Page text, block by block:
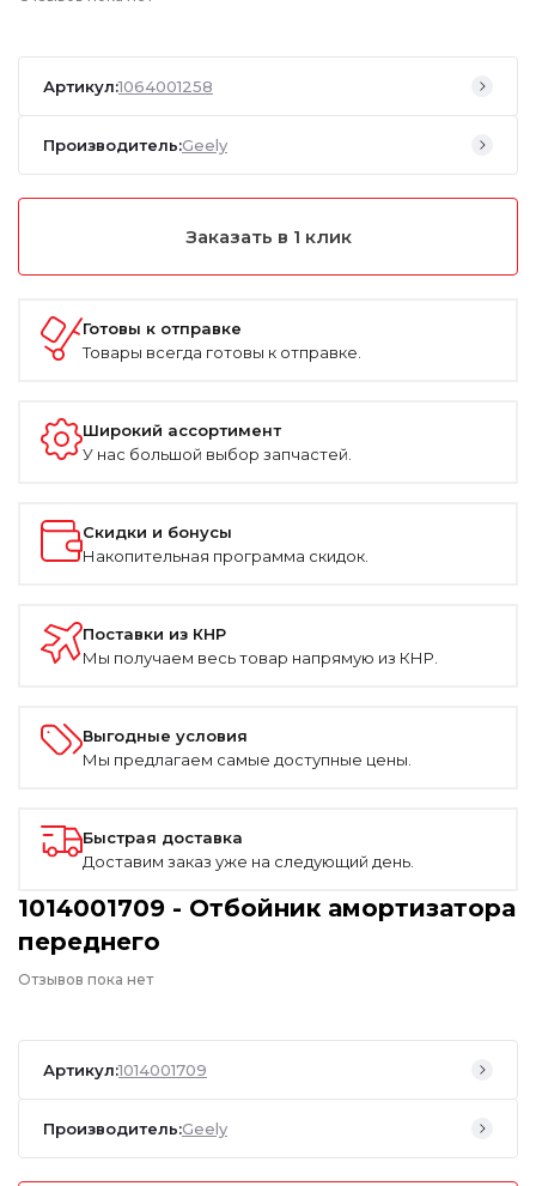
Артикул:1064001258
Производитель:Geely
Заказать в 1 клик
Готовы к отправке
Товары всегда готовы к отправке.
Широкий ассортимент
У нас большой выбор запчастей.
Скидки и бонусы
Накопительная программа скидок.
Поставки из КНР
Мы получаем весь товар напрямую из КНР.
Выгодные условия
Мы предлагаем самые доступные цены.
Быстрая доставка
Доставим заказ уже на следующий день.
1014001709 - Отбойник амортизатора
переднего
Отзывов пока нет
Артикул:1014001709
Производитель:Geely